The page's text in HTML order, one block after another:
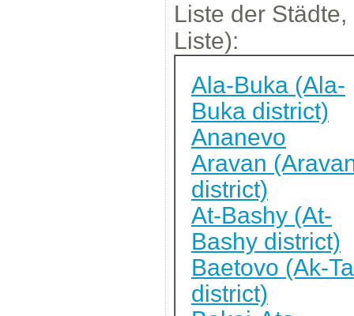
Liste der
Liste):
Ala-Buka (Ala-
Buka district)
Ananevo
Aravan
district)
At-Bashy (At-
Bashy district)
Baetovo (Ak-
district)